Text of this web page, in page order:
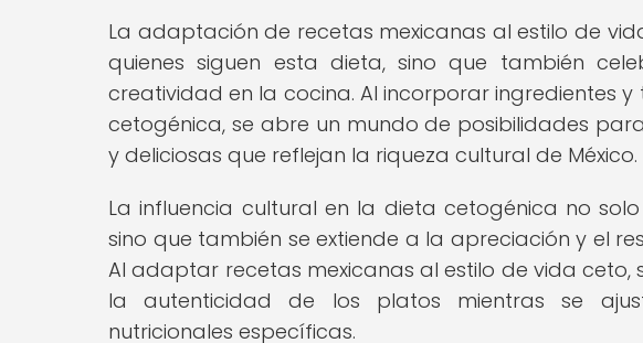
La adaptación de recetas mexicanas al estilo de
quienes siguen esta dieta, sino que también
creatividad en la cocina. Al incorporar ingredientes
cetogénica, se abre un mundo de posibilidades
y deliciosas que reflejan la riqueza cultural de México.
La influencia cultural en la dieta cetogénica no
sino que también se extiende a la apreciación y el
Al adaptar recetas mexicanas al estilo de vida
la autenticidad de los platos mientras se
nutricionales específicas.